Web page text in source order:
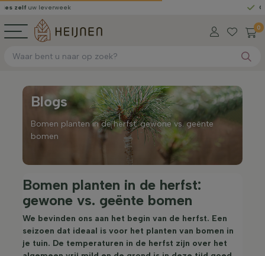
uw leverweek Gratis
0
Blogs
Bomen planten in de herfst: gewone vs. geënte
bomen
Bomen planten in de herfst:
gewone vs. geënte bomen
We bevinden ons aan het begin van de herfst. Een
seizoen dat ideaal is voor het planten van bomen in
je tuin. De temperaturen in de herfst zijn over het